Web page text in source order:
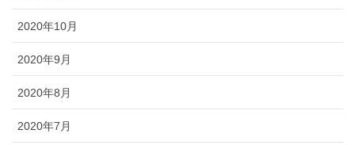
2020年10月
2020年9月
2020年8月
2020年7月